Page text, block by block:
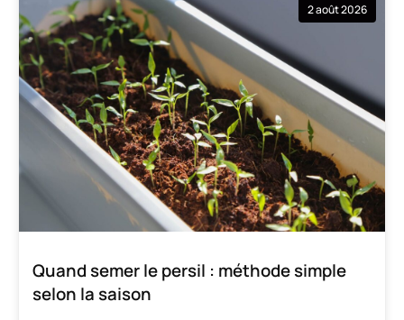
2 août 2026
Quand semer le persil : méthode simple
selon la saison